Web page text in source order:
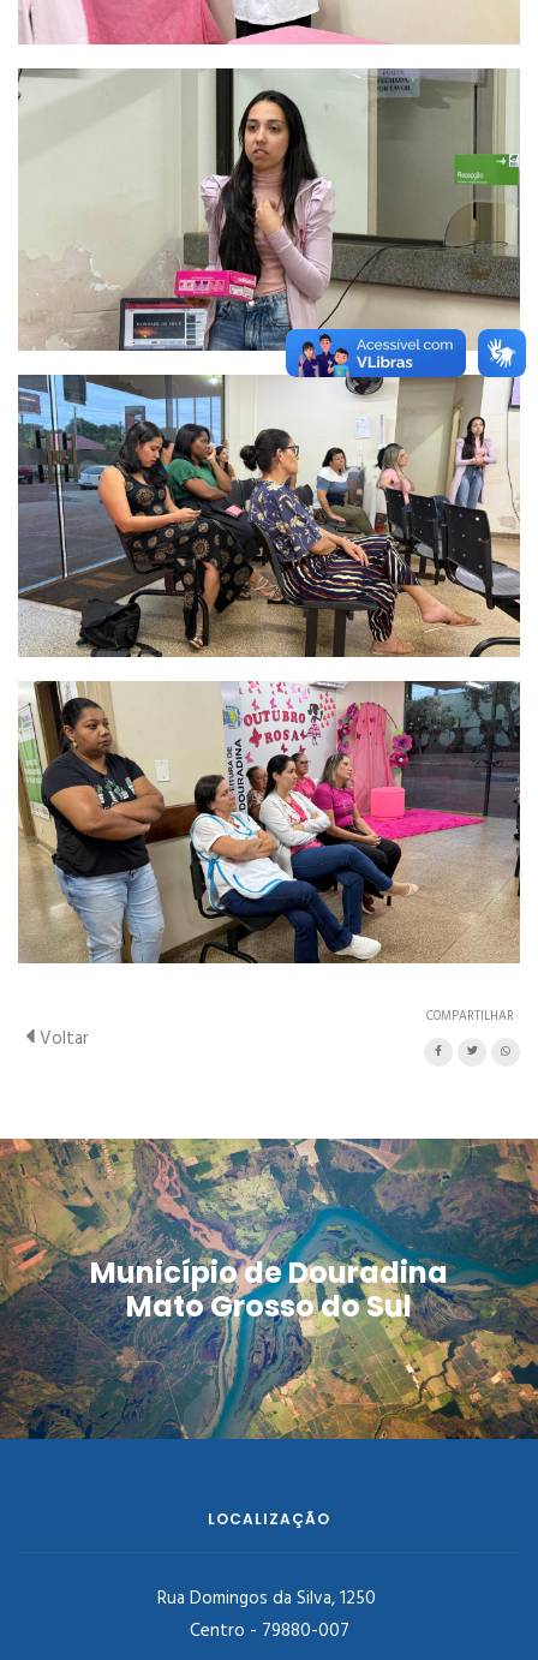
Voltar
COMPARTILHAR
Município de Douradina
Mato Grosso do Sul
LOCALIZAÇÃO
Rua Domingos da Silva, 1250
Centro - 79880-007